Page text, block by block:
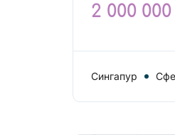
2 000
Сингапур